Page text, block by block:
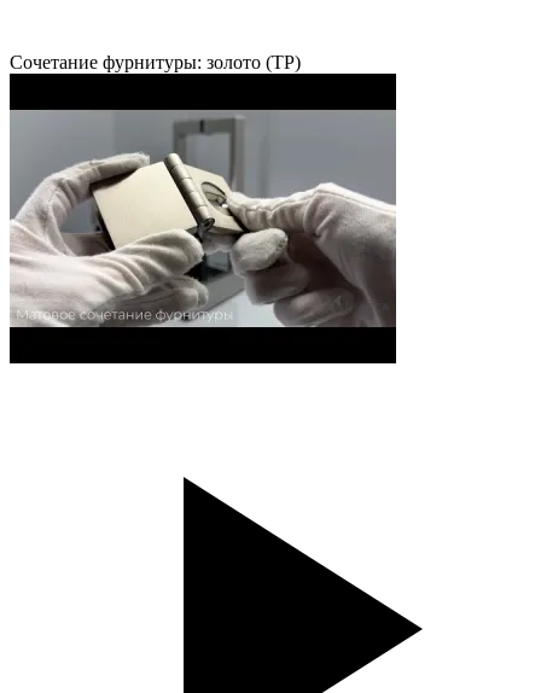
Сочетание фурнитуры: золото (TP)